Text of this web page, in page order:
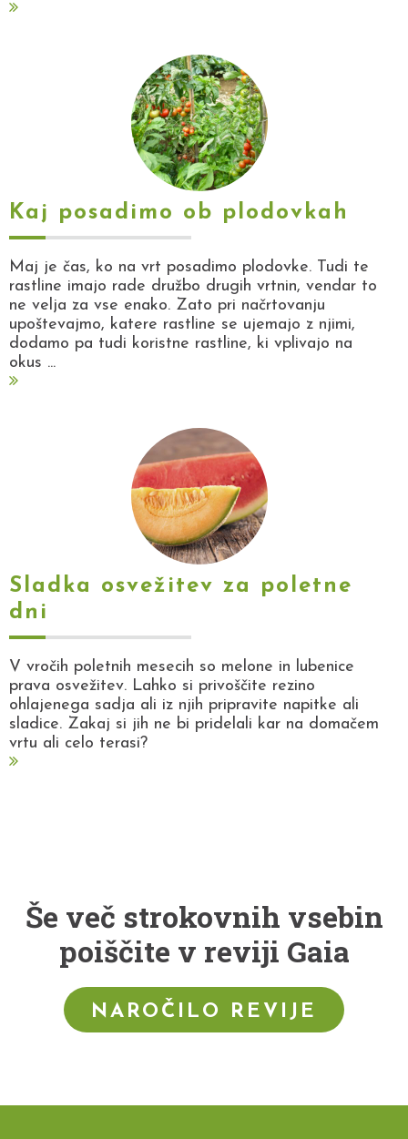
Kaj posadimo ob plodovkah
Maj je čas, ko na vrt posadimo plodovke. Tudi te
rastline imajo rade družbo drugih vrtnin, vendar to
ne velja za vse enako. Zato pri načrtovanju
upoštevajmo, katere rastline se ujemajo z njimi,
dodamo pa tudi koristne rastline, ki vplivajo na
okus ...
Sladka osvežitev za poletne
dni
V vročih poletnih mesecih so melone in lubenice
prava osvežitev. Lahko si privoščite rezino
ohlajenega sadja ali iz njih pripravite napitke ali
sladice. Zakaj si jih ne bi pridelali kar na domačem
vrtu ali celo terasi?
Še več strokovnih vsebin
poiščite v reviji Gaia
NAROČILO REVIJE